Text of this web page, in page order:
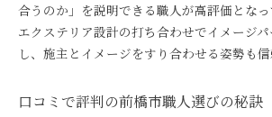
合うのか」を説明できる職人が高評価となっ
エクステリア設計の打ち合わせでイメージ
し、施主とイメージをすり合わせる姿勢も信
口コミで評判の前橋市職人選びの秘訣